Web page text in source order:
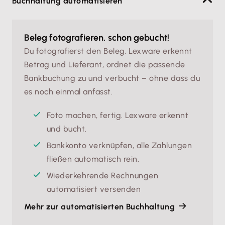
Beleg fotografieren, schon gebucht!
Du fotografierst den Beleg, Lexware erkennt
Betrag und Lieferant, ordnet die passende
Bankbuchung zu und verbucht – ohne dass du
es noch einmal anfasst.
Foto machen, fertig. Lexware erkennt
und bucht.
Bankkonto verknüpfen, alle Zahlungen
fließen automatisch rein.
Wiederkehrende Rechnungen
automatisiert versenden
Mehr zur automatisierten Buchhaltung